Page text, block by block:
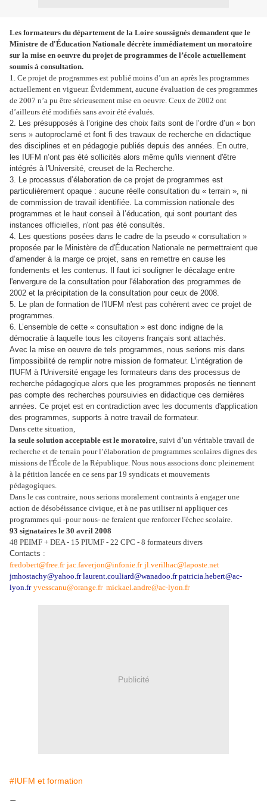
Les formateurs du département de la Loire soussignés demandent que le
Ministre de d'Éducation Nationale décrète immédiatement un moratoire
sur la mise en oeuvre du projet de programmes de l’école actuellement
soumis à consultation.
1. Ce projet de programmes est publié moins d’un an après les programmes
actuellement en vigueur. Évidemment, aucune évaluation de ces programmes
de 2007 n’a pu être sérieusement mise en oeuvre. Ceux de 2002 ont
d’ailleurs été modifiés sans avoir été évalués.
2. Les présupposés à l’origine des choix faits sont de l’ordre d’un « bon
sens » autoproclamé et font fi des travaux de recherche en didactique
des disciplines et en pédagogie publiés depuis des années. En outre,
les IUFM n’ont pas été sollicités alors même qu'ils viennent d'être
intégrés à l'Université, creuset de la Recherche.
3. Le processus d’élaboration de ce projet de programmes est
particulièrement opaque : aucune réelle consultation du « terrain », ni
de commission de travail identifiée. La commission nationale des
programmes et le haut conseil à l’éducation, qui sont pourtant des
instances officielles, n'ont pas été consultés.
4. Les questions posées dans le cadre de la pseudo « consultation »
proposée par le Ministère de d'Éducation Nationale ne permettraient que
d’amender à la marge ce projet, sans en remettre en cause les
fondements et les contenus. Il faut ici souligner le décalage entre
l'envergure de la consultation pour l'élaboration des programmes de
2002 et la précipitation de la consultation pour ceux de 2008.
5. Le plan de formation de l'IUFM n'est pas cohérent avec ce projet de
programmes.
6. L’ensemble de cette « consultation » est donc indigne de la
démocratie à laquelle tous les citoyens français sont attachés.
Avec la mise en oeuvre de tels programmes, nous serions mis dans
l'impossibilité de remplir notre mission de formateur. L'intégration de
l'IUFM à l'Université engage les formateurs dans des processus de
recherche pédagogique alors que les programmes proposés ne tiennent
pas compte des recherches poursuivies en didactique ces dernières
années. Ce projet est en contradiction avec les documents d'application
des programmes, supports à notre travail de formateur.
Dans cette situation,
la seule solution acceptable est le moratoire, suivi d’un véritable travail de
recherche et de terrain pour l’élaboration de programmes scolaires dignes des
missions de l'École de la République. Nous nous associons donc pleinement
à la pétition lancée en ce sens par 19 syndicats et mouvements
pédagogiques.
Dans le cas contraire, nous serions moralement contraints à engager une
action de désobéissance civique, et à ne pas utiliser ni appliquer ces
programmes qui -pour nous- ne feraient que renforcer l'échec scolaire.
93 signataires le 30 avril 2008
48 PEIMF + DEA - 15 PIUMF - 22 CPC - 8 formateurs divers
Contacts :
fredobert@free.fr jac.faverjon@infonie.fr jl.verilhac@laposte.net
jmhostachy@yahoo.fr laurent.couliard@wanadoo.fr patricia.hebert@ac-
lyon.fr yvesscanu@orange.fr mickael.andre@ac-lyon.fr
Publicité
#IUFM et formation